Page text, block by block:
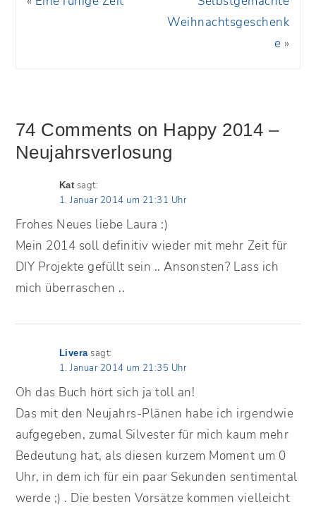
Weihnachtsgeschenk
e »
74 Comments on Happy 2014 –
Neujahrsverlosung
Kat sagt:
1. Januar 2014 um 21:31 Uhr
Frohes Neues liebe Laura :)
Mein 2014 soll definitiv wieder mit mehr Zeit für
DIY Projekte gefüllt sein .. Ansonsten? Lass ich
mich überraschen ..
Livera sagt:
1. Januar 2014 um 21:35 Uhr
Oh das Buch hört sich ja toll an!
Das mit den Neujahrs-Plänen habe ich irgendwie
aufgegeben, zumal Silvester für mich kaum mehr
Bedeutung hat, als diesen kurzem Moment um 0
Uhr, in dem ich für ein paar Sekunden sentimental
werde ;) . Die besten Vorsätze kommen vielleicht